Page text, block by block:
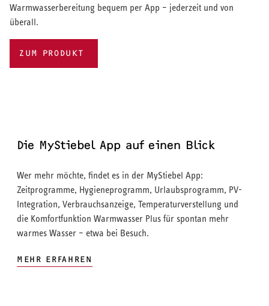
Warmwasserbereitung bequem per App – jederzeit und von
überall.
ZUM PRODUKT
Die MyStiebel App auf einen Blick
Wer mehr möchte, findet es in der MyStiebel App:
Zeitprogramme, Hygieneprogramm, Urlaubsprogramm, PV-
Integration, Verbrauchsanzeige, Temperaturverstellung und
die Komfortfunktion Warmwasser Plus für spontan mehr
warmes Wasser – etwa bei Besuch.
MEHR ERFAHREN